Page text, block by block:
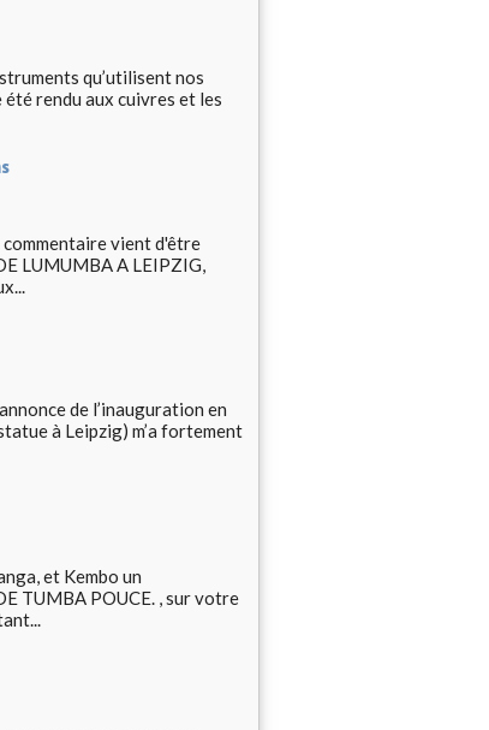
qu’utilisent nos
rendu aux cuivres et les
vient d'être
LUMUMBA A LEIPZIG,
de l’inauguration en
à Leipzig) m’a fortement
et Kembo un
TUMBA POUCE. , sur votre